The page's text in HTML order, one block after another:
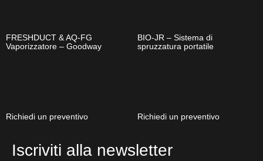
FRESHDUCT & AQ-FG
Vaporizzatore – Goodway
Richiedi un preventivo
BIO-JR – Sistema di
spruzzatura portatile
Richiedi un preventivo
Iscriviti alla newsletter